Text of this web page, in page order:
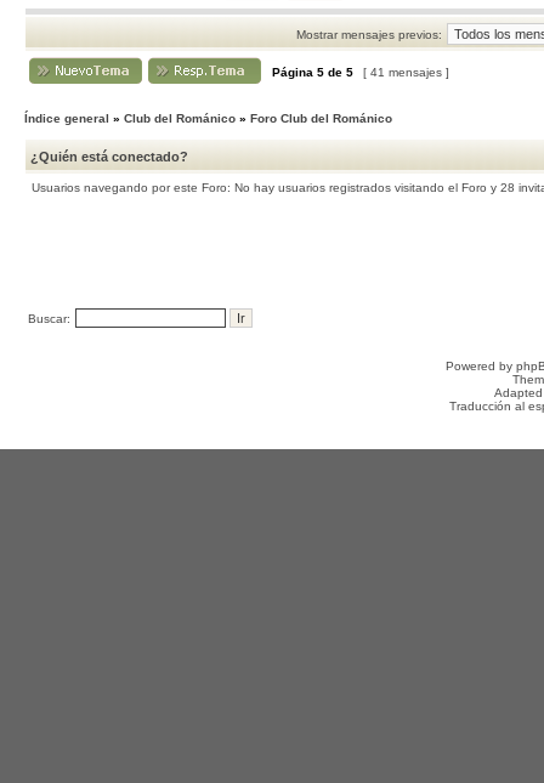
Mostrar mensajes previos:
Página 5 de 5 [ 41 mensajes ]
Índice general » Club del Románico » Foro Club del Románico
¿Quién está conectado?
Usuarios navegando por este Foro: No hay usuarios registrados visitando el Foro y 28
Buscar:
Powered by
Traducción al